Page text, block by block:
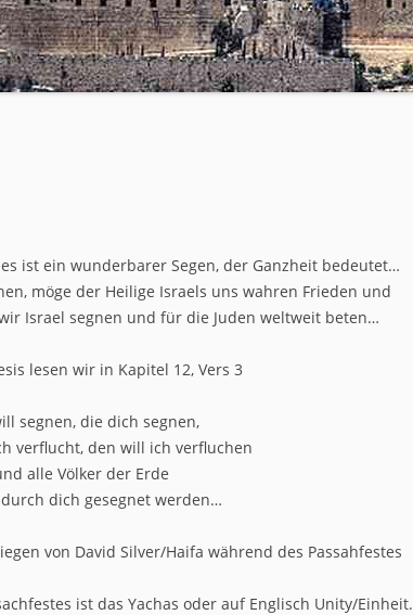
ist ein wunderbarer Segen, der Ganzheit bedeutet…
möge der Heilige Israels uns wahren Frieden und
Israel segnen und für die Juden weltweit beten…
lesen wir in Kapitel 12, Vers 3
segnen, die dich segnen,
verflucht, den will ich verfluchen
alle Völker der Erde
dich gesegnet werden…
von David Silver/Haifa während des Passahfestes
ist das Yachas oder auf Englisch Unity/Einheit.